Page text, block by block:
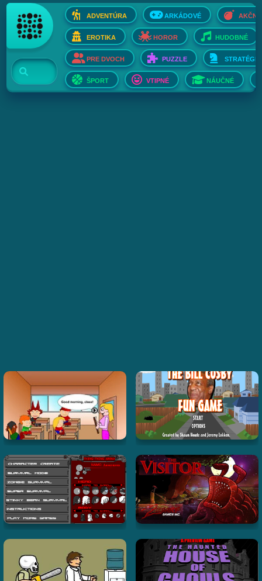
ADVENTÚRA ARKÁDOVÉ AKČNÉ
EROTIKA HOROR HUDOBNÉ
PRE DVOCH PUZZLE STRATÉGIE
ŠPORT VTIPNÉ NÁUČNÉ